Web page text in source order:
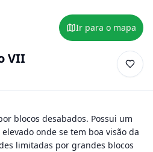
Ir para o mapa
VII
blocos desabados. Possui um
onde se tem boa visão da
limitadas por grandes blocos